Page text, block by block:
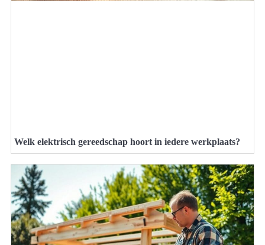
Welk elektrisch gereedschap hoort in iedere werkplaats?